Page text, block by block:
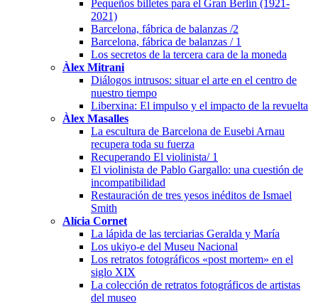
Pequeños billetes para el Gran Berlín (1921-
2021)
Barcelona, fábrica de balanzas /2
Barcelona, fábrica de balanzas / 1
Los secretos de la tercera cara de la moneda
Àlex Mitrani
Diálogos intrusos: situar el arte en el centro de
nuestro tiempo
Liberxina: El impulso y el impacto de la revuelta
Àlex Masalles
La escultura de Barcelona de Eusebi Arnau
recupera toda su fuerza
Recuperando El violinista/ 1
El violinista de Pablo Gargallo: una cuestión de
incompatibilidad
Restauración de tres yesos inéditos de Ismael
Smith
Alícia Cornet
La lápida de las terciarias Geralda y María
Los ukiyo-e del Museu Nacional
Los retratos fotográficos «post mortem» en el
siglo XIX
La colección de retratos fotográficos de artistas
del museo